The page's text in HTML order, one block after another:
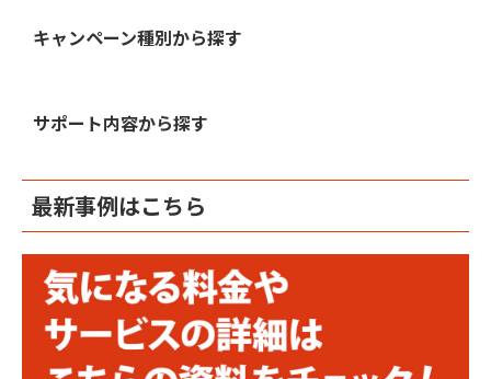
キャンペーン種別から探す
サポート内容から探す
最新事例はこちら